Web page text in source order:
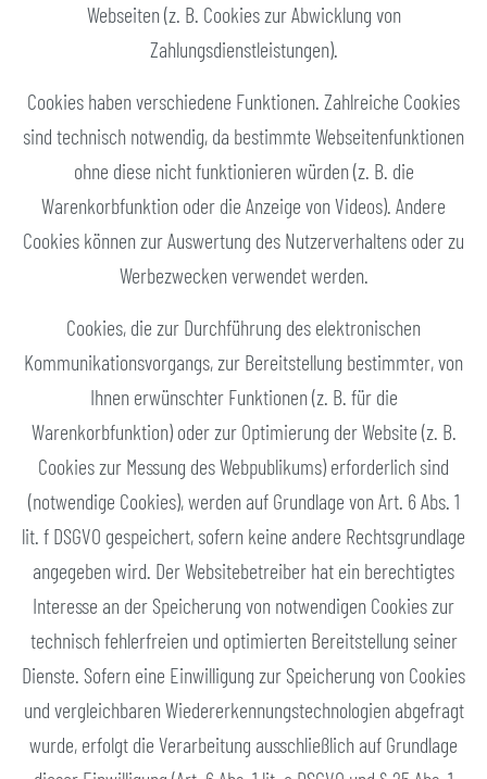
Webseiten (z. B. Cookies zur Abwicklung von
Zahlungsdienstleistungen).
Cookies haben verschiedene Funktionen. Zahlreiche Cookies
sind technisch notwendig, da bestimmte Webseitenfunktionen
ohne diese nicht funktionieren würden (z. B. die
Warenkorbfunktion oder die Anzeige von Videos). Andere
Cookies können zur Auswertung des Nutzerverhaltens oder zu
Werbezwecken verwendet werden.
Cookies, die zur Durchführung des elektronischen
Kommunikationsvorgangs, zur Bereitstellung bestimmter, von
Ihnen erwünschter Funktionen (z. B. für die
Warenkorbfunktion) oder zur Optimierung der Website (z. B.
Cookies zur Messung des Webpublikums) erforderlich sind
(notwendige Cookies), werden auf Grundlage von Art. 6 Abs. 1
lit. f DSGVO gespeichert, sofern keine andere Rechtsgrundlage
angegeben wird. Der Websitebetreiber hat ein berechtigtes
Interesse an der Speicherung von notwendigen Cookies zur
technisch fehlerfreien und optimierten Bereitstellung seiner
Dienste. Sofern eine Einwilligung zur Speicherung von Cookies
und vergleichbaren Wiedererkennungstechnologien abgefragt
wurde, erfolgt die Verarbeitung ausschließlich auf Grundlage